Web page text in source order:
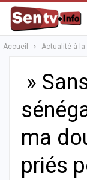
Accueil Actualité à la
»
ma
priés